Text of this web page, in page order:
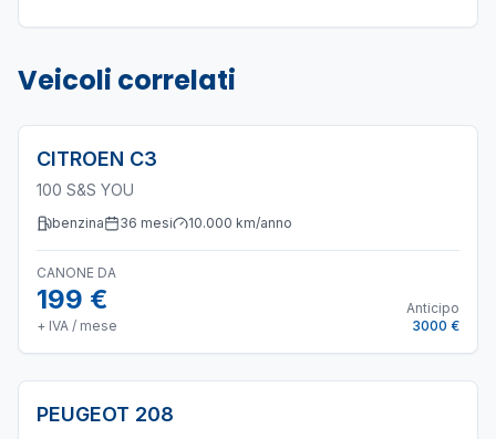
Veicoli correlati
CITROEN C3
100 S&S YOU
benzina 36 mesi 10.000 km/anno
CANONE DA
199 €
+ IVA / mese
Anticipo
3000 €
PEUGEOT 208